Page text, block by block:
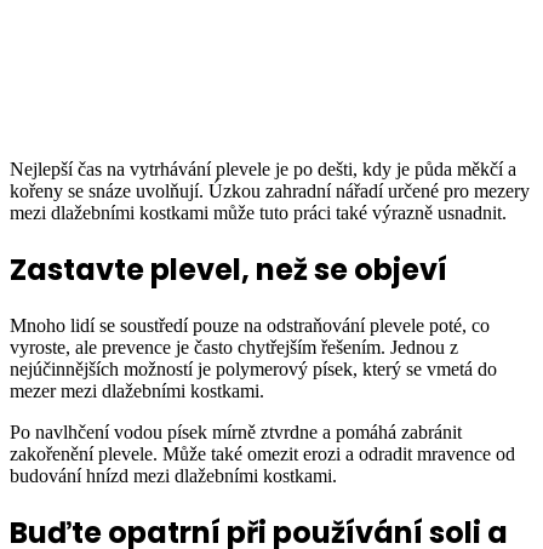
Nejlepší čas na vytrhávání plevele je po dešti, kdy je půda měkčí a
kořeny se snáze uvolňují. Úzkou zahradní nářadí určené pro mezery
mezi dlažebními kostkami může tuto práci také výrazně usnadnit.
Zastavte plevel, než se objeví
Mnoho lidí se soustředí pouze na odstraňování plevele poté, co
vyroste, ale prevence je často chytřejším řešením. Jednou z
nejúčinnějších možností je polymerový písek, který se vmetá do
mezer mezi dlažebními kostkami.
Po navlhčení vodou písek mírně ztvrdne a pomáhá zabránit
zakořenění plevele. Může také omezit erozi a odradit mravence od
budování hnízd mezi dlažebními kostkami.
Buďte opatrní při používání soli a